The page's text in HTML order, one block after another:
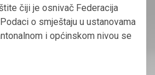
čiji je osnivač Federacija
o smještaju u ustanovama
i općinskom nivou se